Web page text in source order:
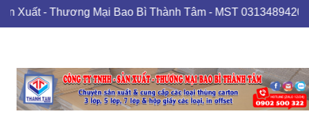
Skip
to
Mại Bao Bì Thành Tâm - MST 0313489420